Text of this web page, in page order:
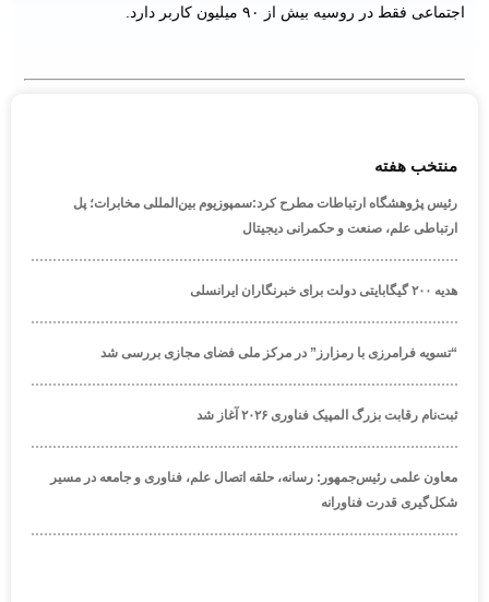
اجتماعی فقط در روسیه بیش از ۹۰ میلیون کاربر دارد.
منتخب هفته
رئیس پژوهشگاه ارتباطات مطرح کرد:سمپوزیوم بین‌المللی مخابرات؛ پل
ارتباطی علم، صنعت و حکمرانی دیجیتال
هدیه ۲۰۰ گیگابایتی دولت برای خبرنگاران ایرانسلی
“تسویه فرامرزی با رمزارز” در مرکز ملی فضای مجازی بررسی شد
ثبت‌نام رقابت بزرگ المپیک فناوری ۲۰۲۶ آغاز شد
معاون علمی رئیس‌جمهور: رسانه، حلقه اتصال علم، فناوری و جامعه در مسیر
شکل‌گیری قدرت فناورانه